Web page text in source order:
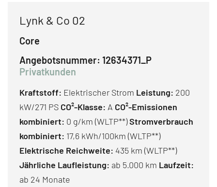
Lynk & Co 02
Core
Angebotsnummer: 12634371_P
Privatkunden
Kraftstoff: Elektrischer Strom Leistung: 200
kW/271 PS CO²-Klasse: A CO²-Emissionen
kombiniert: 0 g/km (WLTP**)Stromverbrauch
kombiniert: 17,6 kWh/100km (WLTP**)
Elektrische Reichweite: 435 km (WLTP**)
Jährliche Laufleistung: ab 5.000 km Laufzeit:
ab 24 Monate